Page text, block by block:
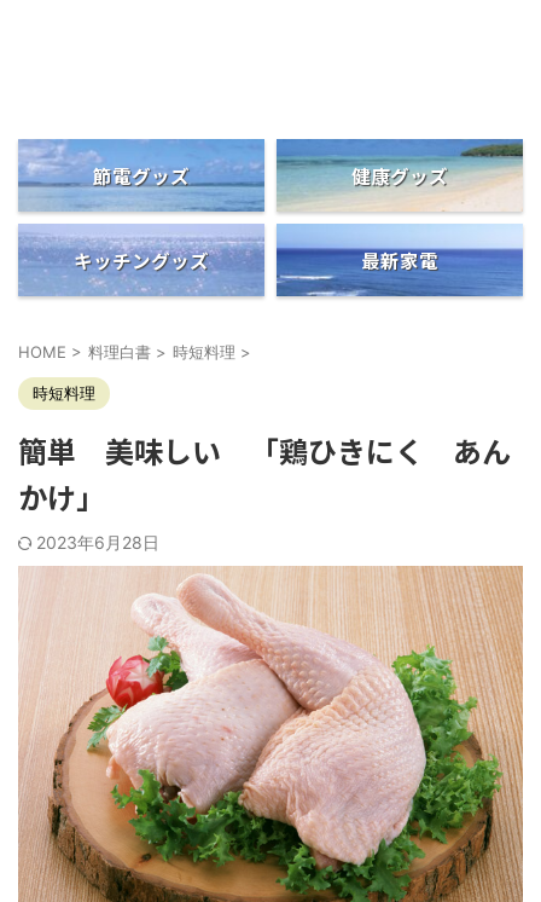
節電グッズ 健康グッズ
キッチングッズ 最新家電
HOME > 料理白書 > 時短料理 >
時短料理
簡単 美味しい 「鶏ひきにく あん
かけ」
2023年6月28日